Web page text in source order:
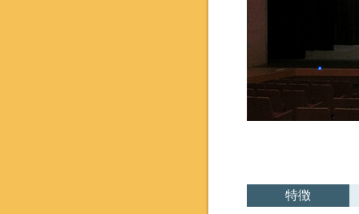
特徴